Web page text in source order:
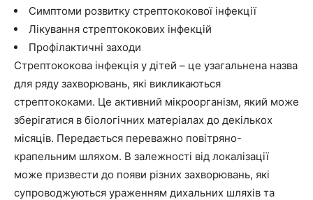
Симптоми розвитку стрептококової інфекції
Лікування стрептококових інфекцій
Профілактичні заходи
Стрептококова інфекція у дітей – це узагальнена назва
для ряду захворювань, які викликаються
стрептококами. Це активний мікроорганізм, який може
зберігатися в біологічних матеріалах до декількох
місяців. Передається переважно повітряно-
крапельним шляхом. В залежності від локалізації
може призвести до появи різних захворювань, які
супроводжуються ураженням дихальних шляхів та